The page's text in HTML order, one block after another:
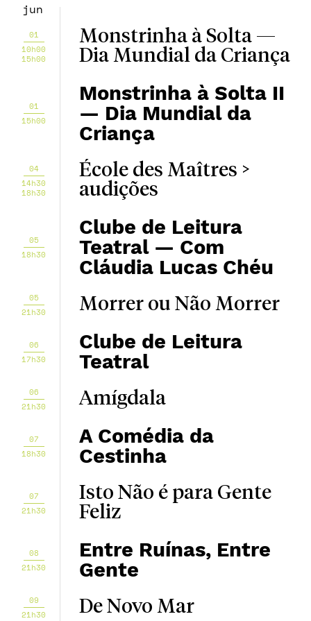
jun
01
10h00
15h00
Monstrinha à Solta —
Dia Mundial da Criança
01
15h00
Monstrinha à Solta II
— Dia Mundial da
Criança
04
14h30
18h30
École des Maîtres >
audições
05
18h30
Clube de Leitura
Teatral — Com
Cláudia Lucas Chéu
05
21h30
Morrer ou Não Morrer
06
17h30
Clube de Leitura
Teatral
06
21h30
Amígdala
07
18h30
A Comédia da
Cestinha
07
21h30
Isto Não é para Gente
Feliz
08
21h30
Entre Ruínas, Entre
Gente
09
21h30
De Novo Mar